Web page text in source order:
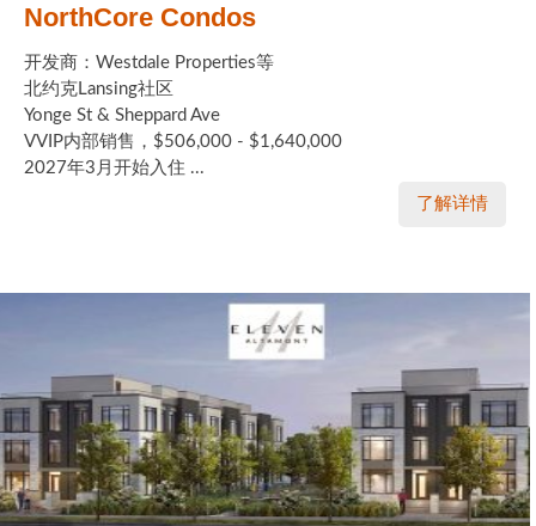
NorthCore Condos
开发商：Westdale Properties等
北约克Lansing社区
Yonge St & Sheppard Ave
VVIP内部销售，$506,000 - $1,640,000
2027年3月开始入住 ...
了解详情